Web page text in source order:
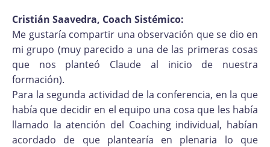
Cristián Saavedra, Coach Sistémico:
Me gustaría compartir una observación que se dio en
mi grupo (muy parecido a una de las primeras cosas
que nos planteó Claude al inicio de nuestra
formación).
Para la segunda actividad de la conferencia, en la que
había que decidir en el equipo una cosa que les había
llamado la atención del Coaching individual, habían
acordado de que plantearía en plenaria lo que